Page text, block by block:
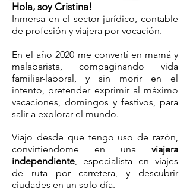
Hola, soy Cristina!
Inmersa en el sector jurídico, contable
de profesión y viajera por vocación.
En el año 2020 me convertí en mamá y
malabarista, compaginando vida
familiar-laboral, y sin morir en el
intento, pretender exprimir al máximo
vacaciones, domingos y festivos, para
salir a explorar el mundo.
Viajo desde que tengo uso de razón,
convirtiendome en una viajera
independiente, especialista en viajes
de ruta por carretera, y descubrir
ciudades en un solo día.